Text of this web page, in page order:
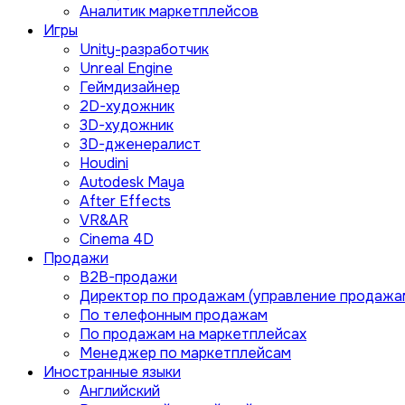
Аналитик маркетплейсов
Игры
Unity-разработчик
Unreal Engine
Геймдизайнер
2D-художник
3D-художник
3D-дженералист
Houdini
Autodesk Maya
After Effects
VR&AR
Cinema 4D
Продажи
B2B-продажи
Директор по продажам (управление
По телефонным продажам
По продажам на маркетплейсах
Менеджер по маркетплейсам
Иностранные языки
Английский